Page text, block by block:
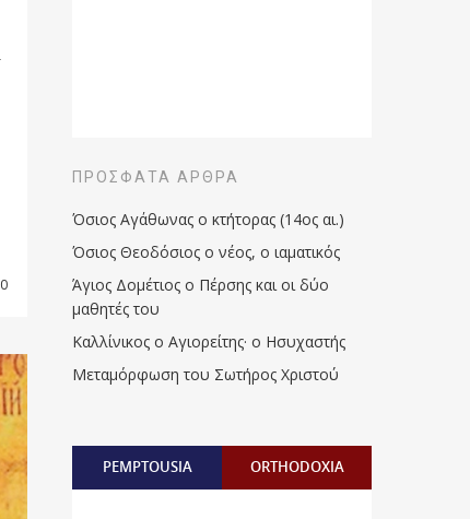
0
ΠΡΌΣΦΑΤΑ ΆΡΘΡΑ
Όσιος Αγάθωνας ο κτήτορας (14ος αι.)
Όσιος Θεοδόσιος ο νέος, ο ιαματικός
Άγιος Δομέτιος ο Πέρσης και οι δύο
μαθητές του
Καλλίνικος ο Αγιορείτης · ο Ησυχαστής
Μεταμόρφωση του Σωτήρος Χριστού
PEMPTOUSIA ORTHODOXIA